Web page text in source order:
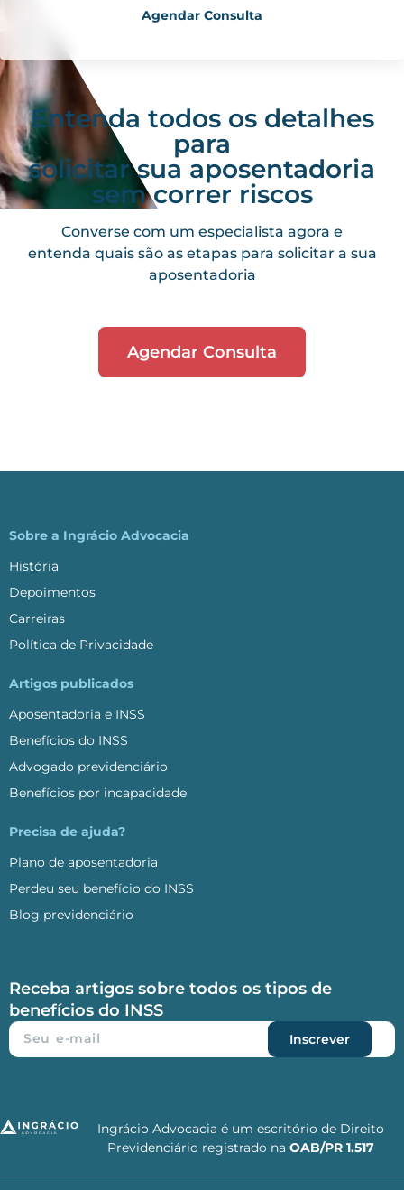
Agendar Consulta
Entenda todos os detalhes
para
solicitar sua aposentadoria
sem correr riscos
Converse com um especialista agora e
entenda quais são as etapas para solicitar a sua
aposentadoria
Agendar Consulta
Sobre a Ingrácio Advocacia
História
Depoimentos
Carreiras
Política de Privacidade
Artigos publicados
Aposentadoria e INSS
Benefícios do INSS
Advogado previdenciário
Benefícios por incapacidade
Precisa de ajuda?
Plano de aposentadoria
Perdeu seu benefício do INSS
Blog previdenciário
Receba artigos sobre todos os tipos de
benefícios do INSS
Inscrever
Ingrácio Advocacia é um escritório de Direito
Previdenciário registrado na OAB/PR 1.517